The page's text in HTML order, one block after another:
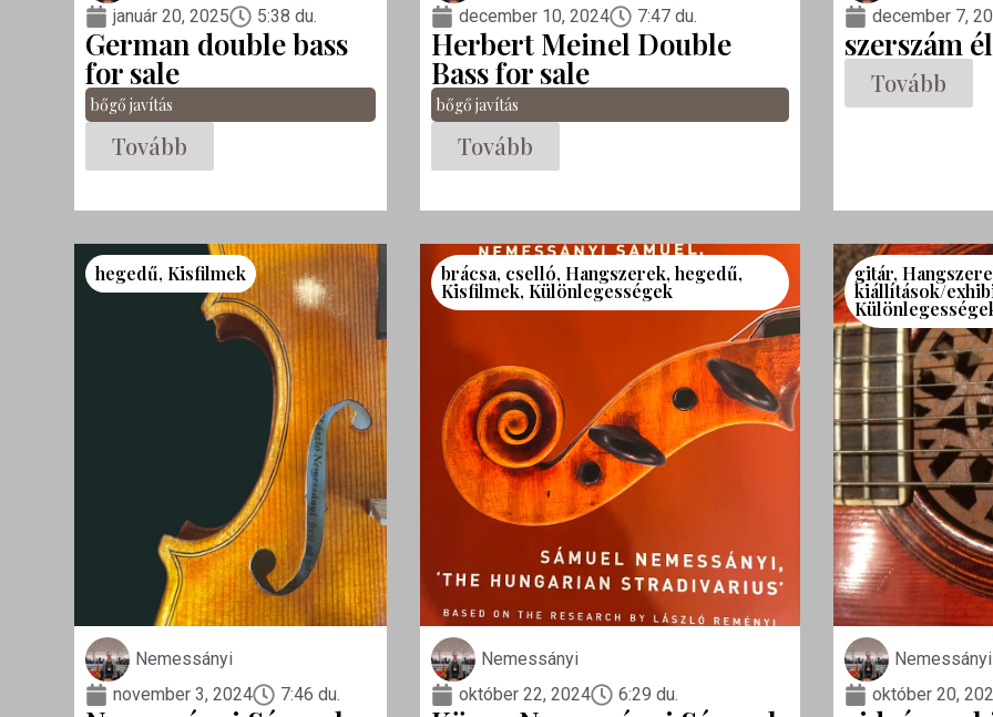
január 20, 2025
5:38 du.
German double bass
for sale
bőgő javítás
Tovább
december 10, 2024
7:47 du.
Herbert Meinel Double
Bass for sale
bőgő javítás
Tovább
december 7,
szerszám
Tovább
hegedű, Kisfilmek
Nemessányi
november 3, 2024
7:46 du.
brácsa, cselló, Hangszerek,hegedű,
Kisfilmek, Különlegességek
Nemessányi
október 22, 2024
6:29 du.
gitár,
kiállítások/
Nemessányi
október 20,